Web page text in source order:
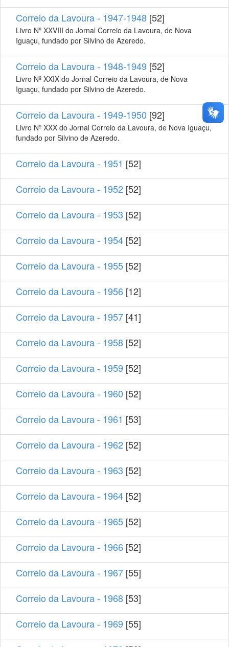
Correio da Lavoura - 1947-1948 [52]
Livro Nº XXVIII do Jornal Correio da Lavoura, de Nova
Iguaçu, fundado por Silvino de Azeredo.
Correio da Lavoura - 1948-1949 [52]
Livro Nº XXIX do Jornal Correio da Lavoura, de Nova
Iguaçu, fundado por Silvino de Azeredo.
Correio da Lavoura - 1949-1950 [92]
Livro Nº XXX do Jornal Correio da Lavoura, de Nova Iguaçu,
fundado por Silvino de Azeredo.
Correio da Lavoura - 1951 [52]
Correio da Lavoura - 1952 [52]
Correio da Lavoura - 1953 [52]
Correio da Lavoura - 1954 [52]
Correio da Lavoura - 1955 [52]
Correio da Lavoura - 1956 [12]
Correio da Lavoura - 1957 [41]
Correio da Lavoura - 1958 [52]
Correio da Lavoura - 1959 [52]
Correio da Lavoura - 1960 [52]
Correio da Lavoura - 1961 [53]
Correio da Lavoura - 1962 [52]
Correio da Lavoura - 1963 [52]
Correio da Lavoura - 1964 [52]
Correio da Lavoura - 1965 [52]
Correio da Lavoura - 1966 [52]
Correio da Lavoura - 1967 [55]
Correio da Lavoura - 1968 [53]
Correio da Lavoura - 1969 [55]